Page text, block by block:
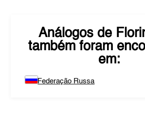
Análogos de
também foram
em:
Federação Russa